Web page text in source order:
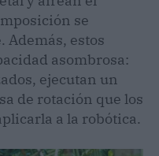
se
estos
asombrosa:
ejecutan un
de rotación que los
a la robótica.